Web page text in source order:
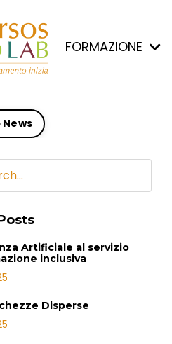
FORMAZIONE
Artificiale al servizio
inclusiva
Disperse